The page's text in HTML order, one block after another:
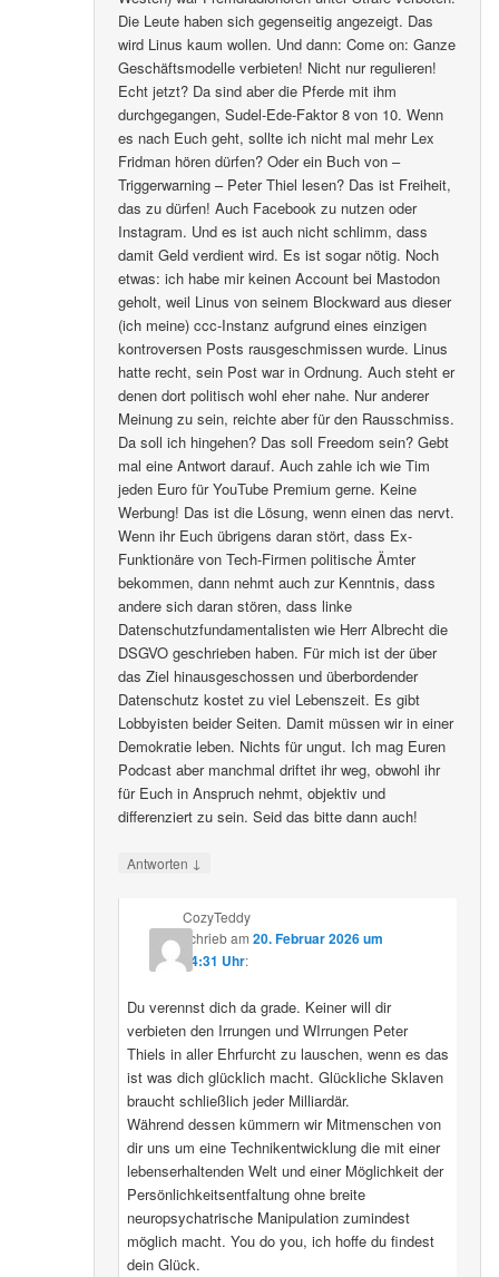
Die Leute haben sich gegenseitig angezeigt. Das
wird Linus kaum wollen. Und dann: Come on: Ganze
Geschäftsmodelle verbieten! Nicht nur regulieren!
Echt jetzt? Da sind aber die Pferde mit ihm
durchgegangen, Sudel-Ede-Faktor 8 von 10. Wenn
es nach Euch geht, sollte ich nicht mal mehr Lex
Fridman hören dürfen? Oder ein Buch von –
Triggerwarning – Peter Thiel lesen? Das ist Freiheit,
das zu dürfen! Auch Facebook zu nutzen oder
Instagram. Und es ist auch nicht schlimm, dass
damit Geld verdient wird. Es ist sogar nötig. Noch
etwas: ich habe mir keinen Account bei Mastodon
geholt, weil Linus von seinem Blockward aus dieser
(ich meine) ccc-Instanz aufgrund eines einzigen
kontroversen Posts rausgeschmissen wurde. Linus
hatte recht, sein Post war in Ordnung. Auch steht er
denen dort politisch wohl eher nahe. Nur anderer
Meinung zu sein, reichte aber für den Rausschmiss.
Da soll ich hingehen? Das soll Freedom sein? Gebt
mal eine Antwort darauf. Auch zahle ich wie Tim
jeden Euro für YouTube Premium gerne. Keine
Werbung! Das ist die Lösung, wenn einen das nervt.
Wenn ihr Euch übrigens daran stört, dass Ex-
Funktionäre von Tech-Firmen politische Ämter
bekommen, dann nehmt auch zur Kenntnis, dass
andere sich daran stören, dass linke
Datenschutzfundamentalisten wie Herr Albrecht die
DSGVO geschrieben haben. Für mich ist der über
das Ziel hinausgeschossen und überbordender
Datenschutz kostet zu viel Lebenszeit. Es gibt
Lobbyisten beider Seiten. Damit müssen wir in einer
Demokratie leben. Nichts für ungut. Ich mag Euren
Podcast aber manchmal driftet ihr weg, obwohl ihr
für Euch in Anspruch nehmt, objektiv und
differenziert zu sein. Seid das bitte dann auch!
Antworten ↓
CozyTeddy
schriebam 20. Februar 2026 um
14:31 Uhr:
Du verennst dich da grade. Keiner will dir
verbieten den Irrungen und WIrrungen Peter
Thiels in aller Ehrfurcht zu lauschen, wenn es das
ist was dich glücklich macht. Glückliche Sklaven
braucht schließlich jeder Milliardär.
Während dessen kümmern wir Mitmenschen von
dir uns um eine Technikentwicklung die mit einer
lebenserhaltenden Welt und einer Möglichkeit der
Persönlichkeitsentfaltung ohne breite
neuropsychatrische Manipulation zumindest
möglich macht. You do you, ich hoffe du findest
dein Glück.